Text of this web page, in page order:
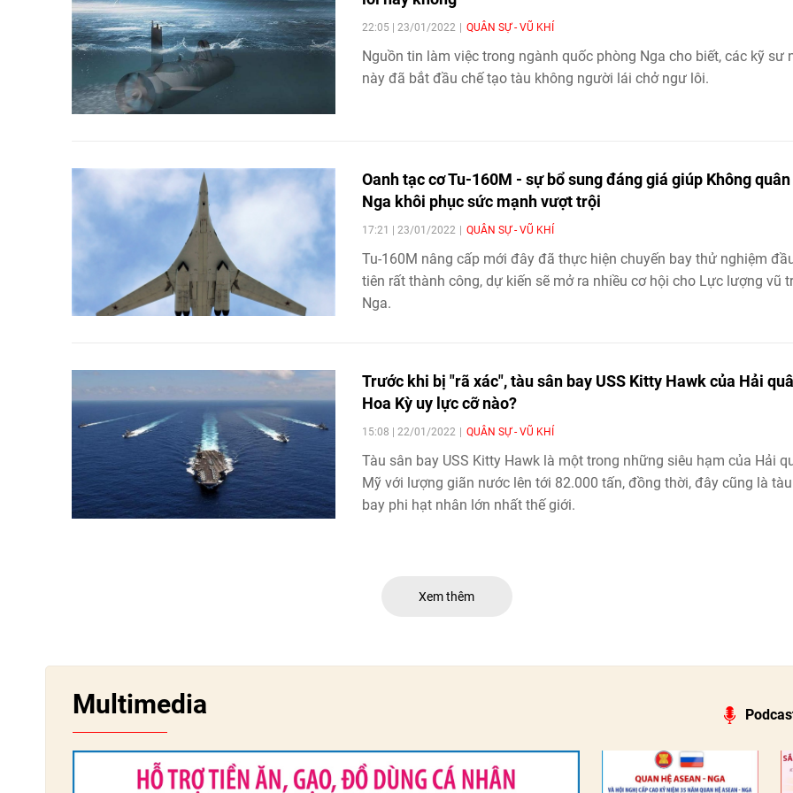
22:05 | 23/01/2022 QUÂN SỰ - VŨ KHÍ
Nguồn tin làm việc trong ngành quốc phòng Nga cho biết, các kỹ sư
này đã bắt đầu chế tạo tàu không người lái chở ngư lôi.
Oanh tạc cơ Tu-160M - sự bổ sung đáng giá giúp Không quân
Nga khôi phục sức mạnh vượt trội
17:21 | 23/01/2022 QUÂN SỰ - VŨ KHÍ
Tu-160M nâng cấp mới đây đã thực hiện chuyến bay thử nghiệm
tiên rất thành công, dự kiến sẽ mở ra nhiều cơ hội cho Lực lượng vũ
Nga.
Trước khi bị "rã xác", tàu sân bay USS Kitty Hawk của Hải
Hoa Kỳ uy lực cỡ nào?
15:08 | 22/01/2022 QUÂN SỰ - VŨ KHÍ
Tàu sân bay USS Kitty Hawk là một trong những siêu hạm của Hải
Mỹ với lượng giãn nước lên tới 82.000 tấn, đồng thời, đây cũng là
bay phi hạt nhân lớn nhất thế giới.
Xem thêm
Multimedia